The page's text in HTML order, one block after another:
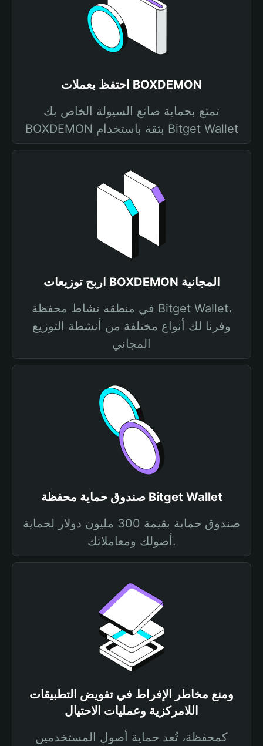
احتفظ بعملات BOXDEMON
تمتع بحماية صانع السيولة الخاص بك
BOXDEMON بثقة باستخدام Bitget Wallet
اربح توزيعات BOXDEMON المجانية
في منطقة نشاط محفظة Bitget Wallet،
وفرنا لك أنواع مختلفة من أنشطة التوزيع
المجاني
صندوق حماية محفظة Bitget Wallet
صندوق حماية بقيمة 300 مليون دولار لحماية
أصولك ومعاملاتك.
ومنع مخاطر الإفراط في تفويض التطبيقات
اللامركزية وعمليات الاحتيال
كمحفظة، تُعد حماية أصول المستخدمين